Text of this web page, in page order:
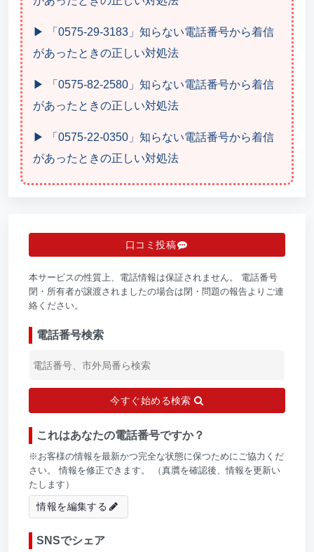
▶ 「0575-29-3183」知らない電話番号から着信
があったときの正しい対処法
▶ 「0575-82-2580」知らない電話番号から着信
があったときの正しい対処法
▶ 「0575-22-0350」知らない電話番号から着信
があったときの正しい対処法
口コミ投稿
本サービスの性質上、電話情報は保証されません。 電話番号
閉・所有者が譲渡されましたの場合は閉・問題の報告よりご連
絡ください。
電話番号検索
今すぐ始める検索
これはあなたの電話番号ですか？
※お客様の情報を最新かつ完全な状態に保つためにご協力くだ
さい。 情報を修正できます。 （真贋を確認後、情報を更新い
たします）
情報を編集する
SNSでシェア